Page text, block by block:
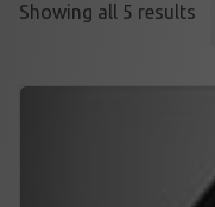
Showing all 5 results